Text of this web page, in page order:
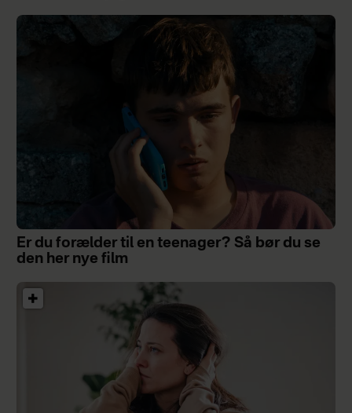
Er du forælder til en teenager? Så bør du se
den her nye film